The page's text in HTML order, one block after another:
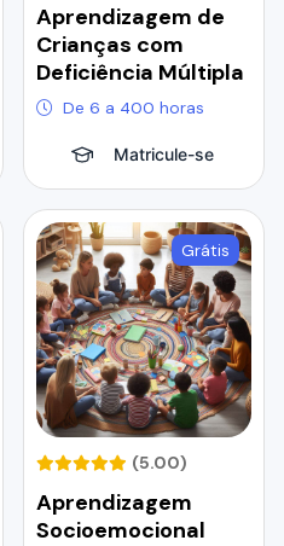
Aprendizagem de
Crianças com
Deficiência Múltipla
De 6 a 400 horas
Matricule-se
Grátis
(5.00)
Aprendizagem
Socioemocional